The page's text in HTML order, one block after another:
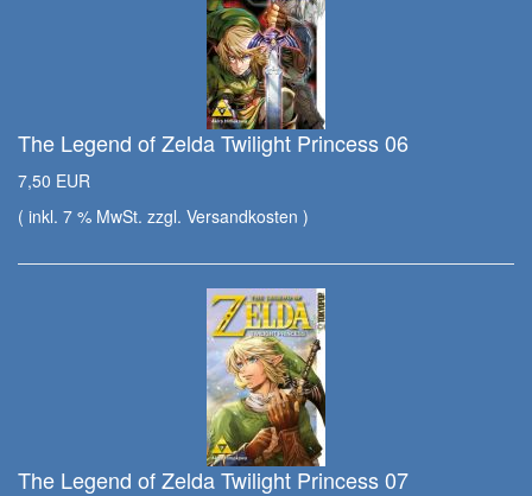
The Legend of Zelda Twilight Princess 06
7,50 EUR
( inkl. 7 % MwSt. zzgl. Versandkosten )
The Legend of Zelda Twilight Princess 07